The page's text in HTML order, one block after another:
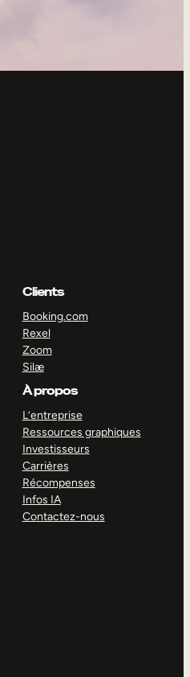
Clients
Booking.com
Rexel
Zoom
Silæ
À propos
L’entreprise
Ressources graphiques
Investisseurs
Carrières
Récompenses
Infos IA
Contactez-nous